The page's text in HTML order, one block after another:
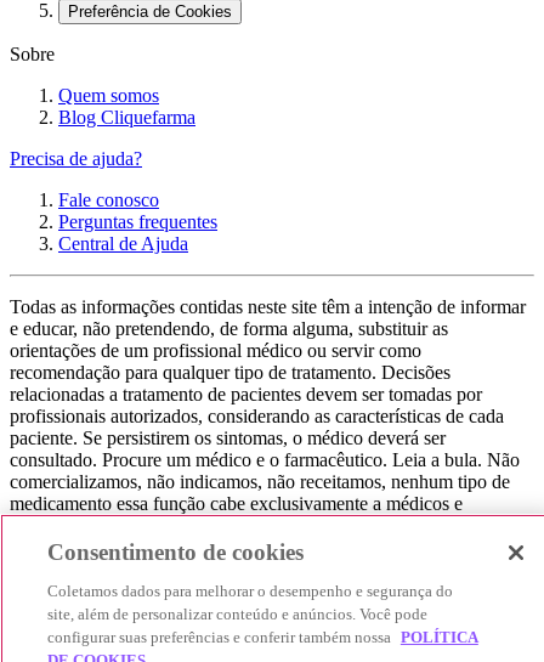
Preferência de Cookies
Sobre
Quem somos
Blog Cliquefarma
Precisa de ajuda?
Fale conosco
Perguntas frequentes
Central de Ajuda
Todas as informações contidas neste site têm a intenção de informar
e educar, não pretendendo, de forma alguma, substituir as
orientações de um profissional médico ou servir como
recomendação para qualquer tipo de tratamento. Decisões
relacionadas a tratamento de pacientes devem ser tomadas por
profissionais autorizados, considerando as características de cada
paciente. Se persistirem os sintomas, o médico deverá ser
consultado. Procure um médico e o farmacêutico. Leia a bula. Não
comercializamos, não indicamos, não receitamos, nenhum tipo de
medicamento essa função cabe exclusivamente a médicos e
consultar seu médico. Não somos uma loja ou marketplace, ou seja,
que você encontre o preço mais barato, comparando os preços de
produtos farmacêuticos. Contribuímos e damos auxílio para que sua
experiência seja bem-sucedida, mas a finalização da compra
acontece nos sites das nossas lojas parceiras.
Consentimento de cookies
Coletamos dados para melhorar o desempenho e segurança do
site, além de personalizar conteúdo e anúncios. Você pode
configurar suas preferências e conferir também nossa POLÍTICA